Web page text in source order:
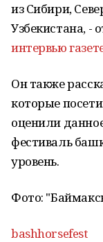
из Сибири,
Узбекистана, -
интервью
Он также
которые
оценили
фестиваль
уровень.
Фото:
bashhorsefest